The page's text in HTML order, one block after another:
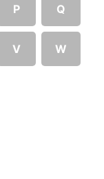
P Q
V W